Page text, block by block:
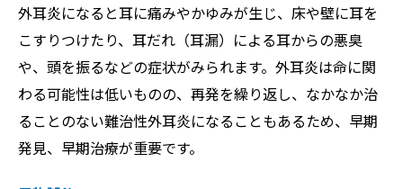
外耳炎になると耳に痛みやかゆみが生じ、床や壁に耳を
こすりつけたり、耳だれ（耳漏）による耳からの悪臭
や、頭を振るなどの症状がみられます。外耳炎は命に関
わる可能性は低いものの、再発を繰り返し、なかなか治
ることのない難治性外耳炎になることもあるため、早期
発見、早期治療が重要です。